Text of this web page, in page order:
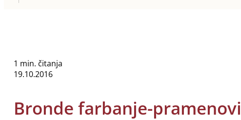
1 min. čitanja
19.10.2016
Bronde farbanje-pramenovi